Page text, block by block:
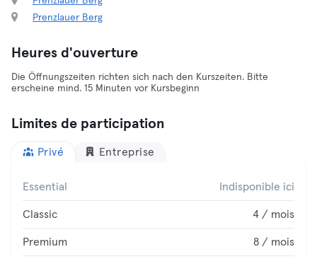
Prenzlauer Berg
Heures d'ouverture
Die Öffnungszeiten richten sich nach den Kurszeiten. Bitte
erscheine mind. 15 Minuten vor Kursbeginn
Limites de participation
Privé Entreprise
Essential Indisponible ici
Classic 4 / mois
Premium 8 / mois